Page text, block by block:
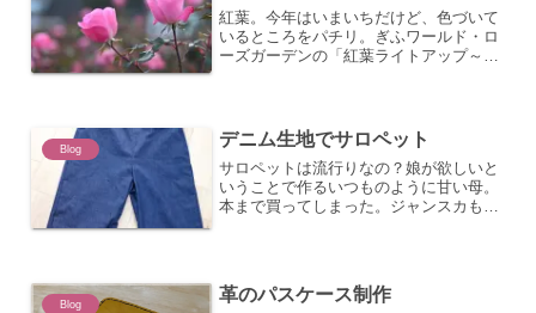
紅葉。今年はいまいちだけど、色づいて
いるところをパチリ。ぎふワールド・ロ
ーズガーデンの「紅葉ライトアップ～織
てきました。う～ん、きれ...
Blog デニム生地でサロペット
サロペットは流行りなの？娘が欲しいと
いうことで作るいつものように甘い母。
本まで買ってしまった。ジャンスカもい
呼び出しｗｗ肩ひもの長さ...
Blog 革のパスケース制作